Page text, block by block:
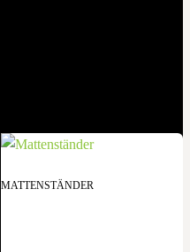
MATTENSTÄNDER